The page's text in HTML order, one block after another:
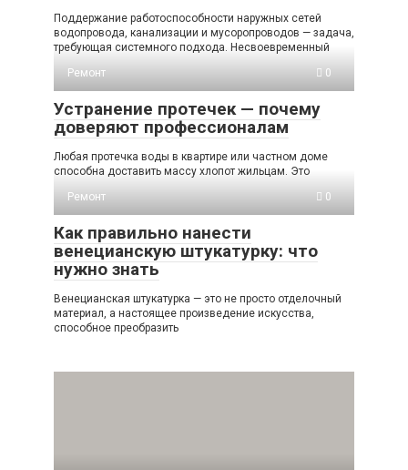
Поддержание работоспособности наружных сетей
водопровода, канализации и мусоропроводов — задача,
требующая системного подхода. Несвоевременный
Ремонт
0
Устранение протечек — почему
доверяют профессионалам
Любая протечка воды в квартире или частном доме
способна доставить массу хлопот жильцам. Это
Ремонт
0
Как правильно нанести
венецианскую штукатурку: что
нужно знать
Венецианская штукатурка — это не просто отделочный
материал, а настоящее произведение искусства,
способное преобразить